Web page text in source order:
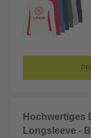
Seitenanzahl: 2-
3/3-
Hochwertiges
Longsleeve -